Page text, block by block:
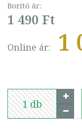
Borító ár:
1 490 Ft
Online ár: 1